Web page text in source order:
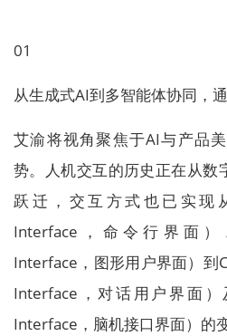
01
从生成式AI到多智能体协同，
艾渝将视角聚焦于AI与产品
势。人机交互的历史正在从数
跃迁，交互方式也已实现
Interface，命令行界面）
Interface，图形用户界面）到
Interface，对话用户界面）
Interface，脑机接口界面）的变